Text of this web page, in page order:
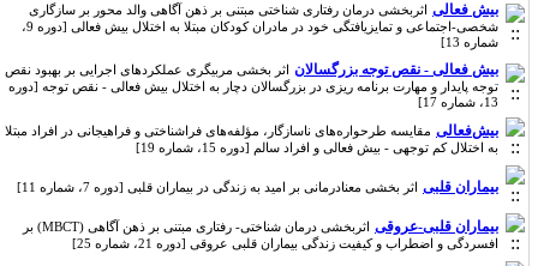
بیش فعالی اثربخشی درمان رفتاری شناختی مبتنی بر ذهن آگاهی والد محور بر سازگاری
شخصی-اجتماعی و تمایزیافتگی خود در مادران کودکان مبتلا به اختلال بیش فعالی [دوره 9،
شماره 13]
بیش فعالی - نقص توجه بزرگسالان اثر بخشی مربیگری عملکردهای اجرایی بر بهبود نقص
توجه پایدار و مهارت برنامه ریزی در بزرگسالان دچار به اختلال بیش فعالی - نقص توجه [دوره
13، شماره 17]
بیش‌فعالی مقایسه طرحواره‌های ناسازگار، مؤلفه‌های فراشناختی و فراهیجانی در افراد مبتلا
به اختلال کم توجهی - بیش فعالی و افراد سالم [دوره 15، شماره 19]
بیماران قلبی اثر بخشی معنادرمانی بر امید به زندگی در بیماران قلبی [دوره 7، شماره 11]
بیماران قلبی-عروقی
اثربخشی درمان شناختی- رفتاری مبتنی بر ذهن آگاهی (MBCT) بر
افسردگی و اضطراب و کیفیت زندگی بیماران قلبی عروقی [دوره 21، شماره 25]